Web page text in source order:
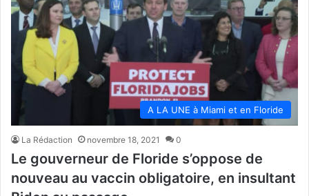
A LA UNE à Miami et en Floride
La Rédaction novembre 18, 2021 0
Le gouverneur de Floride s’oppose de
nouveau au vaccin obligatoire, en insultant